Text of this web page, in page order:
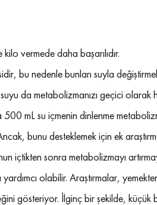
vermede daha başarılıdır.
bu nedenle bunları suyla değiştirmek
da metabolizmanızı geçici olarak
mL su içmenin dinlenme
bunu desteklemek için ek
içtikten sonra metabolizmayı
olabilir. Araştırmalar,
gösteriyor. İlginç bir şekilde, küçük